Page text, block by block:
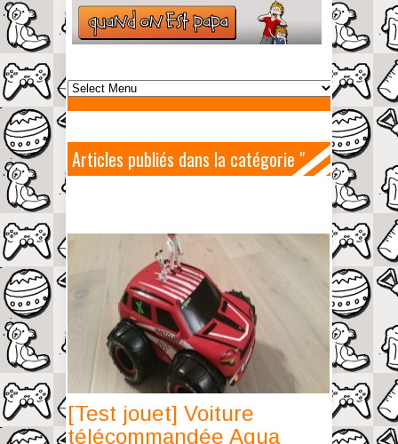
Articles publiés dans la catégorie "
Les tests de papa "
[Test jouet] Voiture
télécommandée Aqua